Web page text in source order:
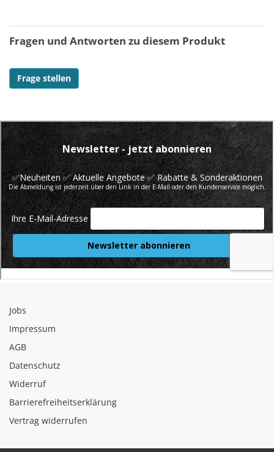
Fragen und Antworten zu diesem Produkt
Frage stellen
Jobs
Impressum
AGB
Datenschutz
Widerruf
Barrierefreiheitserklärung
Vertrag widerrufen